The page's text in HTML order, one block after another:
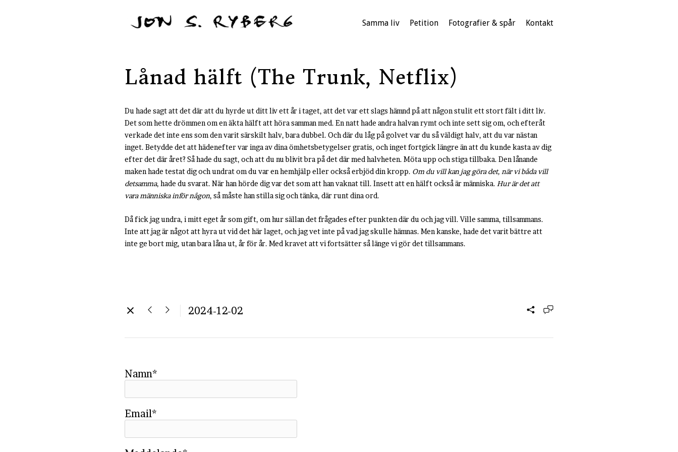
Samma liv Petition Fotografier & spår Kontakt
Lånad hälft (The Trunk, Netflix)
Du hade sagt att det där att du hyrde ut ditt liv ett år i taget, att det var ett slags hämnd på att någon stulit ett stort fält i ditt liv.
Det som hette drömmen om en äkta hälft att höra samman med. En natt hade andra halvan rymt och inte sett sig om, och efteråt
verkade det inte ens som den varit särskilt halv, bara dubbel. Och där du låg på golvet var du så väldigt halv, att du var nästan
inget. Betydde det att hädenefter var inga av dina ömhetsbetygelser gratis, och inget fortgick längre än att du kunde kasta av dig
efter det där året? Så hade du sagt, och att du nu blivit bra på det där med halvheten. Möta upp och stiga tillbaka. Den lånande
maken hade testat dig och undrat om du var en hemhjälp eller också erbjöd din kropp. Om du vill kan jag göra det, när vi båda vill
detsamma, hade du svarat. När han hörde dig var det som att han vaknat till. Insett att en hälft också är människa. Hur är det att
vara människa inför någon, så måste han stilla sig och tänka, där runt dina ord.
Då fick jag undra, i mitt eget år som gift, om hur sällan det frågades efter punkten där du och jag vill. Ville samma, tillsammans.
Inte att jag är något att hyra ut vid det här laget, och jag vet inte på vad jag skulle hämnas. Men kanske, hade det varit bättre att
inte ge bort mig, utan bara låna ut, år för år. Med kravet att vi fortsätter så länge vi gör det tillsammans.
2024-12-02
Namn*
Email*